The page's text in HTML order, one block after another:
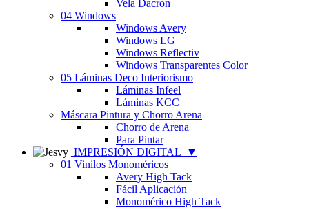
Vela Dacron
04 Windows
Windows Avery
Windows LG
Windows Reflectiv
Windows Transparentes Color
05 Láminas Deco Interiorismo
Láminas Infeel
Láminas KCC
Máscara Pintura y Chorro Arena
Chorro de Arena
Para Pintar
IMPRESIÓN DIGITAL
▼
01 Vinilos Monoméricos
Avery High Tack
Fácil Aplicación
Monomérico High Tack